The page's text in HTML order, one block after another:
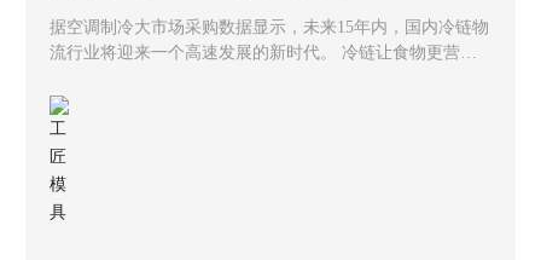
据空调制冷大市场采购数据显示，未来15年内，国内冷链物
流行业将迎来一个高速发展的新时代。 冷链让食物更营养
品营养角度说明了冷链对食品的重要性。余峰举例说，上世
纪50年代，日本国内每年因食品死亡的人数高达300人，而
现在已经降到了个位数。究其原因，日本对食品冷链产业的
投入功不可没。